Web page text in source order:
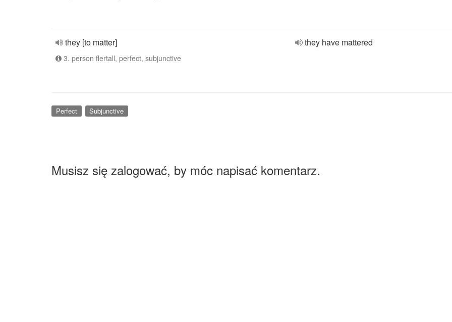
they [to matter]
3. person flertall, perfect, subjunctive
they have mattered
Perfect Subjunctive
Musisz się zalogować, by móc napisać komentarz.